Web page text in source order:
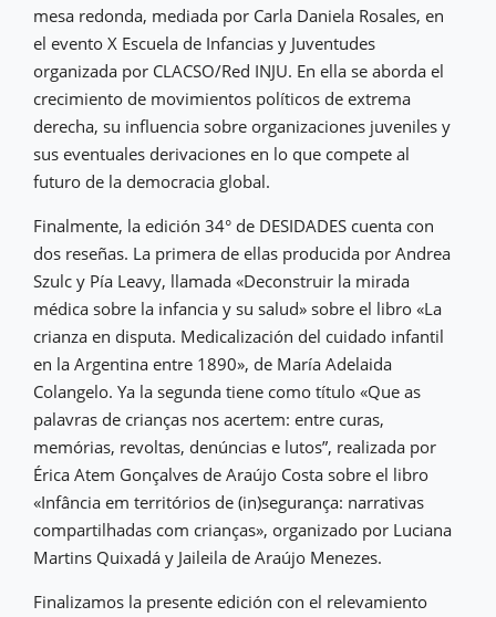
mesa redonda, mediada por Carla Daniela Rosales, en
el evento X Escuela de Infancias y Juventudes
organizada por CLACSO/Red INJU. En ella se aborda el
crecimiento de movimientos políticos de extrema
derecha, su influencia sobre organizaciones juveniles y
sus eventuales derivaciones en lo que compete al
futuro de la democracia global.
Finalmente, la edición 34° de DESIDADES cuenta con
dos reseñas. La primera de ellas producida por Andrea
Szulc y Pía Leavy, llamada «Deconstruir la mirada
médica sobre la infancia y su salud» sobre el libro «La
crianza en disputa. Medicalización del cuidado infantil
en la Argentina entre 1890», de María Adelaida
Colangelo. Ya la segunda tiene como título «Que as
palavras de crianças nos acertem: entre curas,
memórias, revoltas, denúncias e lutos”, realizada por
Érica Atem Gonçalves de Araújo Costa sobre el libro
«Infância em territórios de (in)segurança: narrativas
compartilhadas com crianças», organizado por Luciana
Martins Quixadá y Jaileila de Araújo Menezes.
Finalizamos la presente edición con el relevamiento